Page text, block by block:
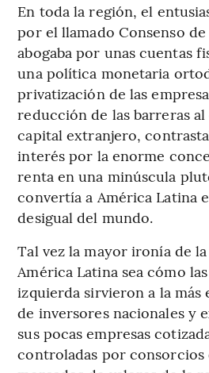
En toda la región, el
por el llamado Consenso
abogaba por unas cuentas
una política monetaria
privatización de las
reducción de las barreras
capital extranjero,
interés por la enorme
renta en una minúscula
convertía a América Latina
desigual del mundo.
Tal vez la mayor ironía de
América Latina sea cómo
izquierda sirvieron a la más
de inversores nacionales y
sus pocas empresas
controladas por consorcios